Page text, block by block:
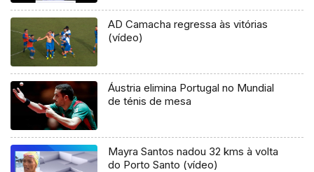
AD Camacha regressa às vitórias
(vídeo)
Áustria elimina Portugal no Mundial
de ténis de mesa
Mayra Santos nadou 32 kms à volta
do Porto Santo (vídeo)